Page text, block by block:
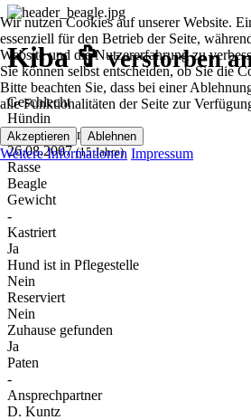
Kiba ✞verstorben
Geschlecht
Hündin
Geburtsdatum
26.08.2007(15 Jahre)
Rasse
Beagle
Gewicht
-
Kastriert
Ja
Hund ist in Pflegestelle
Nein
Reserviert
Nein
Zuhause gefunden
Ja
Paten
-
Ansprechpartner
D. Kuntz
Wir nutzen Cookies auf unserer Website.
essenziell für den Betrieb der Seite,
Website und die Nutzererfahrung zu
Sie können selbst entscheiden, ob Sie die
Bitte beachten Sie, dass bei einer
alle Funktionalitäten der Seite zur
Akzeptieren Ablehnen
Weitere Informationen Impressum